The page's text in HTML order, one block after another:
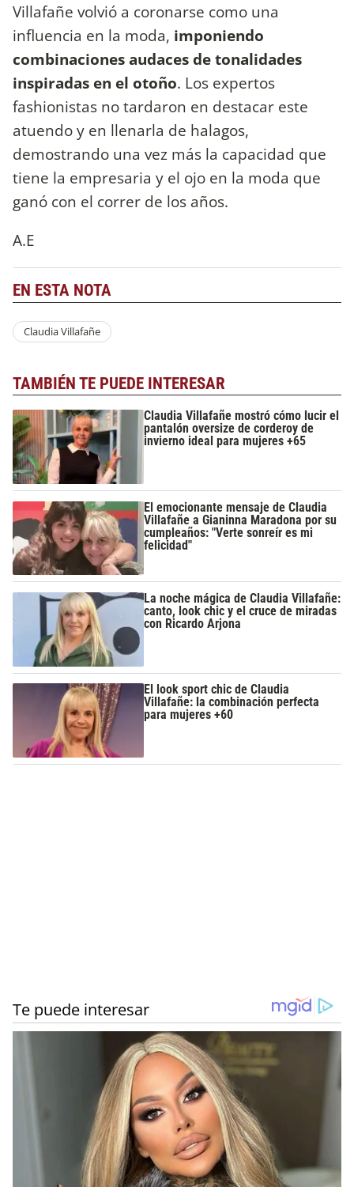
Villafañe volvió a coronarse como una
influencia en la moda, imponiendo
combinaciones audaces de tonalidades
inspiradas en el otoño. Los expertos
fashionistas no tardaron en destacar este
atuendo y en llenarla de halagos,
demostrando una vez más la capacidad que
tiene la empresaria y el ojo en la moda que
ganó con el correr de los años.
A.E
EN ESTA NOTA
Claudia Villafañe
TAMBIÉN TE PUEDE INTERESAR
Claudia Villafañe mostró cómo lucir el
pantalón oversize de corderoy de
invierno ideal para mujeres +65
El emocionante mensaje de Claudia
Villafañe a Gianinna Maradona por su
cumpleaños: "Verte sonreír es mi
felicidad"
La noche mágica de Claudia Villafañe:
canto, look chic y el cruce de miradas
con Ricardo Arjona
El look sport chic de Claudia
Villafañe: la combinación perfecta
para mujeres +60